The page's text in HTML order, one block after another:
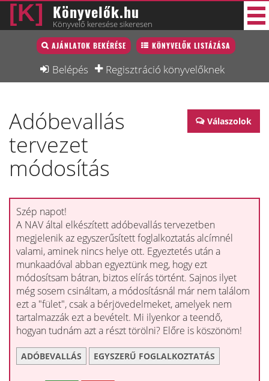
Könyvelők.hu
Könyvelő keresése sikeresen
AJÁNLATOK BEKÉRÉSE KÖNYVELŐK LISTÁZÁSA
Belépés Regisztráció könyvelőknek
Könyvelő lista
Könyvelési munkák
Interjú
Blog
Állás
Válaszolok
Adóbevallás
tervezet
módosítás
Szép napot!
A NAV által elkészített adóbevallás tervezetben
megjelenik az egyszerűsített foglalkoztatás alcímnél
valami, aminek nincs helye ott. Egyeztetés után a
munkaadóval abban egyeztünk meg, hogy ezt
módosítsam bátran, biztos elírás történt. Sajnos ilyet
még sosem csináltam, a módosításnál már nem találom
ezt a "fület", csak a bérjövedelmeket, amelyek nem
tartalmazzák ezt a bevételt. Mi ilyenkor a teendő,
hogyan tudnám azt a részt törölni? Előre is köszönöm!
ADÓBEVALLÁS EGYSZERŰ FOGLALKOZTATÁS